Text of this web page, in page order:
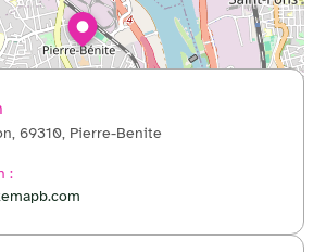
69310, Pierre-Benite
: